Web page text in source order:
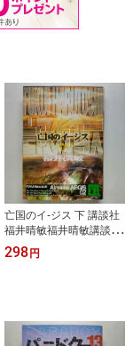
亡国のイ-ジス 下 講談社
福井晴敏福井晴敏講談社
文庫 中古 配送費無料978
4062734943
298 円